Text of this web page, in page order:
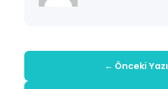
← Önceki Yazı